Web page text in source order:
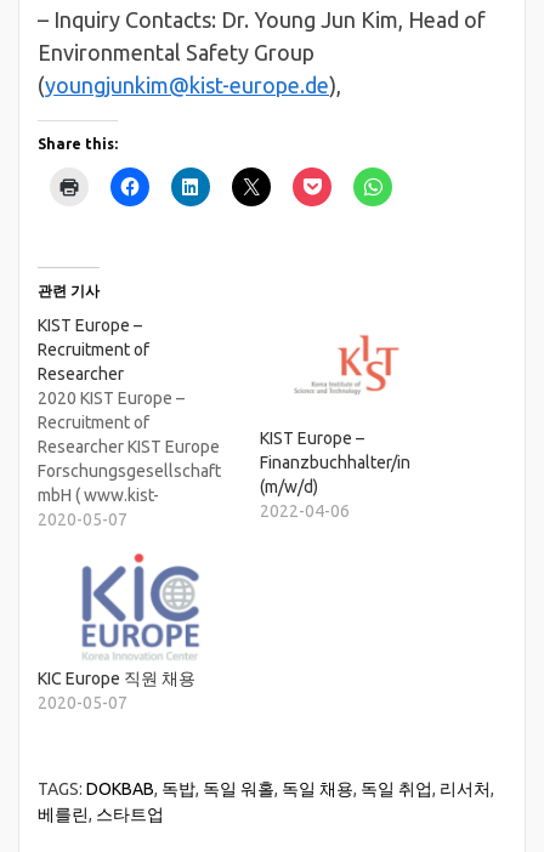
– Inquiry Contacts: Dr. Young Jun Kim, Head of
Environmental Safety Group
(youngjunkim@kist-europe.de),
Share this:
관련 기사
KIST Europe –
Recruitment of
Researcher
2020 KIST Europe –
Recruitment of
Researcher KIST Europe
Forschungsgesellschaft
mbH ( www.kist-
europe.de ) is established
Saarbrücken, Germany, as
an overseas branch of the
KIST in Seoul, Korea. We
are seeking for creative
and passionate
candidates as below. The
individual will work on
and establish Adverse…
2020-05-07
KIST Europe –
Finanzbuchhalter/in
(m/w/d)
2022-04-06
KIC Europe 직원 채용
2020-05-07
TAGS: DOKBAB, 독밥, 독일 워홀, 독일 채용, 독일 취업, 리서처,
베를린, 스타트업